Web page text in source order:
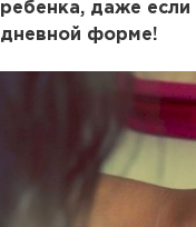
ребенка, даже
дневной форме!